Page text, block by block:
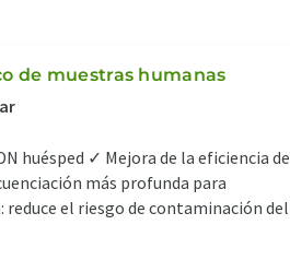
de muestras humanas
huésped ✓ Mejora de la eficiencia de
más profunda para
el riesgo de contaminación del